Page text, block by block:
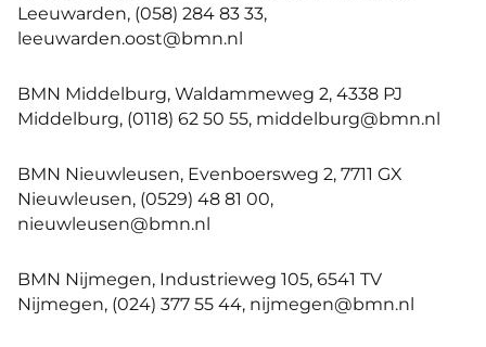
Leeuwarden, (058) 284 83 33,
leeuwarden.oost@bmn.nl
BMN Middelburg, Waldammeweg 2, 4338 PJ
Middelburg, (0118) 62 50 55, middelburg@bmn.nl
BMN Nieuwleusen, Evenboersweg 2, 7711 GX
Nieuwleusen, (0529) 48 81 00,
nieuwleusen@bmn.nl
BMN Nijmegen, Industrieweg 105, 6541 TV
Nijmegen, (024) 377 55 44, nijmegen@bmn.nl